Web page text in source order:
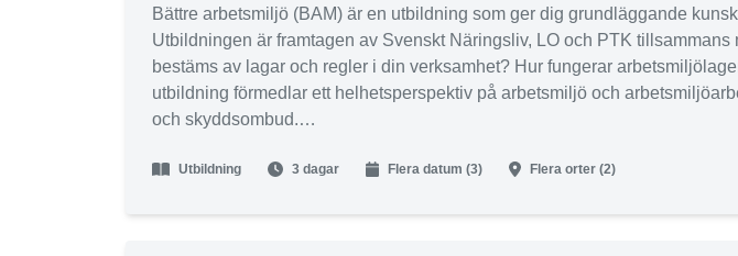
Bättre arbetsmiljö (BAM) är en utbildning som ger dig grundläggande
Utbildningen är framtagen av Svenskt Näringsliv, LO och PTK tillsammans
bestäms av lagar och regler i din verksamhet? Hur fungerar
utbildning förmedlar ett helhetsperspektiv på arbetsmiljö och
och skyddsombud.
Deltagaren skall få grundläggande arbetsmiljökunskaper och en god
Utbildning 3 dagar Flera datum (3) Flera orter (2)